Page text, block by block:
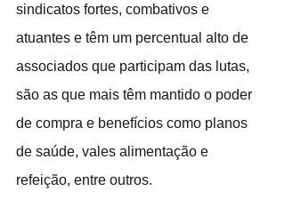
sindicatos fortes, combativos e
atuantes e têm um percentual alto de
associados que participam das lutas,
são as que mais têm mantido o poder
de compra e benefícios como planos
de saúde, vales alimentação e
refeição, entre outros.